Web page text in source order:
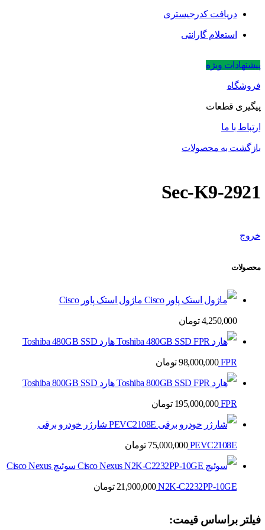
دریافت کدرجیستری
استعلام گارانتی
پیشنهادات ویژه
فروشگاه
پیگیری قطعات
ارتباط با ما
بازگشت به محصولات
2921-Sec-K9
خروج
محصولات
ماژول استک پاور Cisco
4,250,000 تومان
هارد Toshiba 480GB SSD
FPR
98,000,000 تومان
هارد Toshiba 800GB SSD
FPR
195,000,000 تومان
شارژر خودرو برقی
PEVC2108E
75,000,000 تومان
سوئیچ Cisco Nexus
N2K-C2232PP-10GE
21,900,000 تومان
فیلتر براساس قیمت: